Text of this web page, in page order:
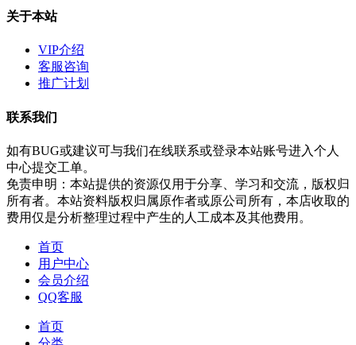
关于本站
VIP介绍
客服咨询
推广计划
联系我们
如有BUG或建议可与我们在线联系或登录本站账号进入个人
中心提交工单。
免责申明：本站提供的资源仅用于分享、学习和交流，版权归
所有者。本站资料版权归属原作者或原公司所有，本店收取的
费用仅是分析整理过程中产生的人工成本及其他费用。
首页
用户中心
会员介绍
QQ客服
首页